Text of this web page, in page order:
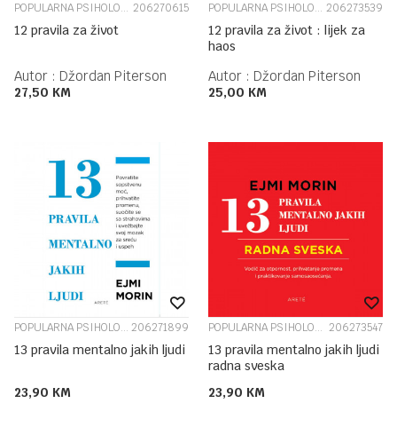
POPULARNA PSIHOLOGIJA 206270615
12 pravila za život
Autor : Džordan Piterson
27,50 KM
POPULARNA PSIHOLOGIJA 206273539
12 pravila za život : lijek za
haos
Autor : Džordan Piterson
25,00 KM
POPULARNA PSIHOLOGIJA 206271899
13 pravila mentalno jakih ljudi
23,90 KM
POPULARNA PSIHOLOGIJA 206273547
13 pravila mentalno jakih ljudi
radna sveska
23,90 KM